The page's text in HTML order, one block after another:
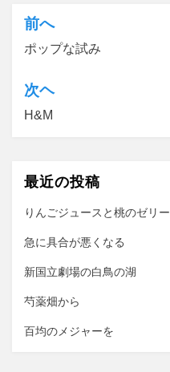
投
稿
ナ
ビ
シ
ョ
ン
前へ
ポップな試み
次ヘ
H&M
最近の投稿
りんごジュースと桃のゼリー
急に具合が悪くなる
新国立劇場の白鳥の湖
芍薬畑から
百均のメジャーを